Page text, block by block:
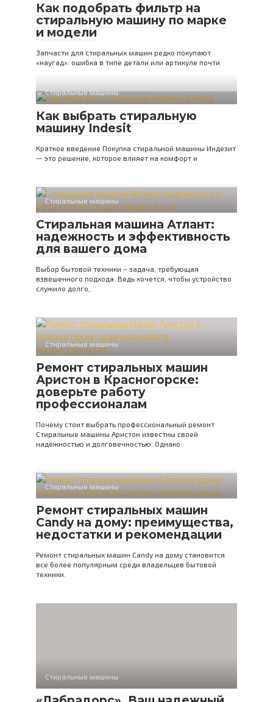
Как подобрать фильтр на
стиральную машину по марке
и модели
Запчасти для стиральных машин редко покупают
«наугад»: ошибка в типе детали или артикуле почти
Стиральные машины
Как выбрать стиральную
машину Indesit
Краткое введение Покупка стиральной машины Индезит
— это решение, которое влияет на комфорт и
Стиральные машины
Стиральная машина Атлант:
надежность и эффективность
для вашего дома
Выбор бытовой техники – задача, требующая
взвешенного подхода. Ведь хочется, чтобы устройство
служило долго,
Стиральные машины
Ремонт стиральных машин
Аристон в Красногорске:
доверьте работу
профессионалам
Почему стоит выбрать профессиональный ремонт
Стиральные машины Аристон известны своей
надежностью и долговечностью. Однако
Стиральные машины
Ремонт стиральных машин
Candy на дому: преимущества,
недостатки и рекомендации
Ремонт стиральных машин Candy на дому становится
все более популярным среди владельцев бытовой
техники.
Стиральные машины